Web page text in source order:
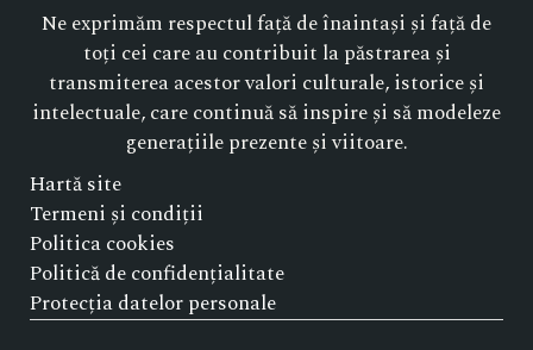
Ne exprimăm respectul față de înaintași și față de
toți cei care au contribuit la păstrarea și
transmiterea acestor valori culturale, istorice și
intelectuale, care continuă să inspire și să modeleze
generațiile prezente și viitoare.
Hartă site
Termeni și condiții
Politica cookies
Politică de confidențialitate
Protecția datelor personale